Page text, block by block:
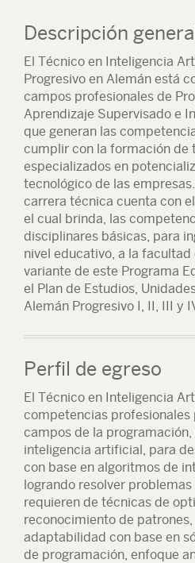
Descripción
El Técnico en Inteligencia
Progresivo en Alemán está
campos profesionales de
Aprendizaje Supervisado e
que generan las
cumplir con la formación de
especializados en
tecnológico de las
carrera técnica cuenta con
el cual brinda, las
disciplinares básicas, para
nivel educativo, a la facultad
variante de este Programa
el Plan de Estudios,
Alemán Progresivo I, II, III y
Perfil de egreso
El Técnico en Inteligencia
competencias profesionales
campos de la
inteligencia artificial, para
con base en algoritmos de
logrando resolver
requieren de técnicas de
reconocimiento de
adaptabilidad con base en
de programación, enfoque